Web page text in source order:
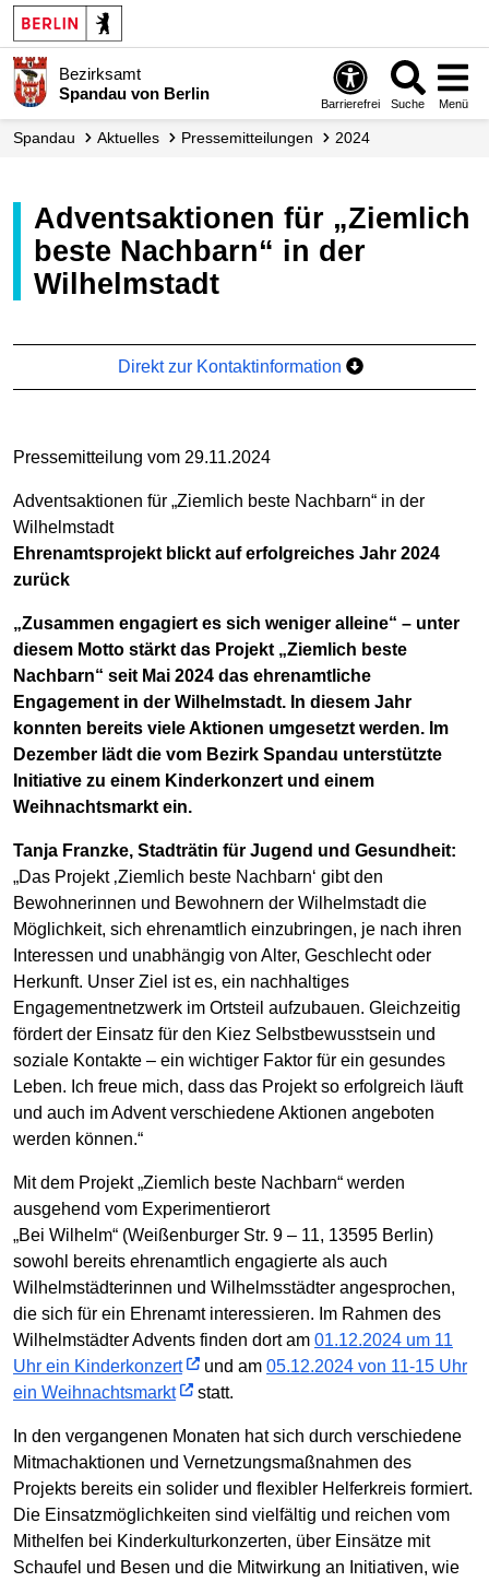
Bezirksamt
Spandau von Berlin
Barrierefrei Suche Menü
Spandau Aktuelles Presse­mitteilungen 2024
Adventsaktionen für „Ziemlich
beste Nachbarn“ in der
Wilhelmstadt
Direkt zur Kontaktinformation
Pressemitteilung vom 29.11.2024
Adventsaktionen für „Ziemlich beste Nachbarn“ in der
Wilhelmstadt
Ehrenamtsprojekt blickt auf erfolgreiches Jahr 2024
zurück
„Zusammen engagiert es sich weniger alleine“ – unter
diesem Motto stärkt das Projekt „Ziemlich beste
Nachbarn“ seit Mai 2024 das ehrenamtliche
Engagement in der Wilhelmstadt. In diesem Jahr
konnten bereits viele Aktionen umgesetzt werden. Im
Dezember lädt die vom Bezirk Spandau unterstützte
Initiative zu einem Kinderkonzert und einem
Weihnachtsmarkt ein.
Tanja Franzke, Stadträtin für Jugend und Gesundheit:
„Das Projekt ‚Ziemlich beste Nachbarn‘ gibt den
Bewohnerinnen und Bewohnern der Wilhelmstadt die
Möglichkeit, sich ehrenamtlich einzubringen, je nach ihren
Interessen und unabhängig von Alter, Geschlecht oder
Herkunft. Unser Ziel ist es, ein nachhaltiges
Engagementnetzwerk im Ortsteil aufzubauen. Gleichzeitig
fördert der Einsatz für den Kiez Selbstbewusstsein und
soziale Kontakte – ein wichtiger Faktor für ein gesundes
Leben. Ich freue mich, dass das Projekt so erfolgreich läuft
und auch im Advent verschiedene Aktionen angeboten
werden können.“
Mit dem Projekt „Ziemlich beste Nachbarn“ werden
ausgehend vom Experimentierort
„Bei Wilhelm“ (Weißenburger Str. 9 – 11, 13595 Berlin)
sowohl bereits ehrenamtlich engagierte als auch
Wilhelmstädterinnen und Wilhelmsstädter angesprochen,
die sich für ein Ehrenamt interessieren. Im Rahmen des
Wilhelmstädter Advents finden dort am 01.12.2024 um 11
Uhr ein Kinderkonzert
und am 05.12.2024 von 11-15 Uhr
ein Weihnachtsmarkt
statt.
In den vergangenen Monaten hat sich durch verschiedene
Mitmachaktionen und Vernetzungsmaßnahmen des
Projekts bereits ein solider und flexibler Helferkreis formiert.
Die Einsatzmöglichkeiten sind vielfältig und reichen vom
Mithelfen bei Kinderkulturkonzerten, über Einsätze mit
Schaufel und Besen und die Mitwirkung an Initiativen, wie